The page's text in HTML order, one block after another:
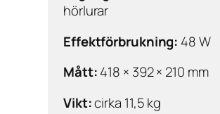
hörlurar
Effektförbrukning: 48 W
Mått:418 × 392 × 210 mm
Vikt:cirka 11,5 kg